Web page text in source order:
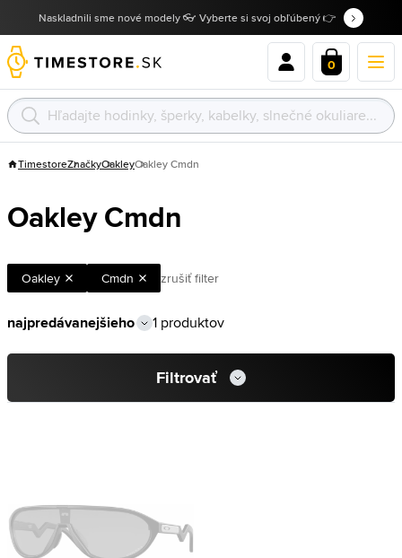
Naskladnili sme nové modely 👓 Vyberte si svoj obľúbený 👉
0
TimestoreZnačkyOakleyOakley Cmdn
Oakley Cmdn
Oakley Cmdn zrušiť filter
1 produktov
Filtrovať